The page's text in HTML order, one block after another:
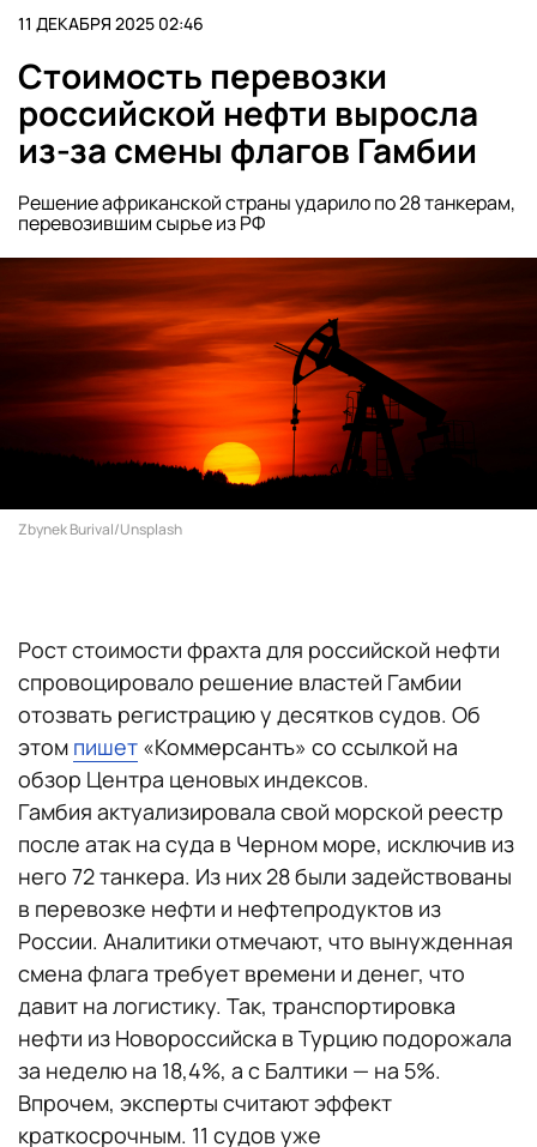
11 ДЕКАБРЯ 2025 02:46
Стоимость перевозки
российской нефти выросла
из-за смены флагов Гамбии
Решение африканской страны ударило по 28 танкерам,
перевозившим сырье из РФ
Zbynek Burival/Unsplash
Рост стоимости фрахта для российской нефти
спровоцировало решение властей Гамбии
отозвать регистрацию у десятков судов. Об
этом пишет «Коммерсантъ» со ссылкой на
обзор Центра ценовых индексов.
Гамбия актуализировала свой морской реестр
после атак на суда в Черном море, исключив из
него 72 танкера. Из них 28 были задействованы
в перевозке нефти и нефтепродуктов из
России. Аналитики отмечают, что вынужденная
смена флага требует времени и денег, что
давит на логистику. Так, транспортировка
нефти из Новороссийска в Турцию подорожала
за неделю на 18,4%, а с Балтики — на 5%.
Впрочем, эксперты считают эффект
краткосрочным. 11 судов уже